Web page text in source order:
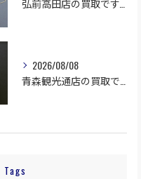
2026/08/08
Tags